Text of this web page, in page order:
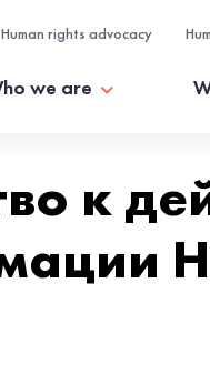
Human rights advocacy
we are
к